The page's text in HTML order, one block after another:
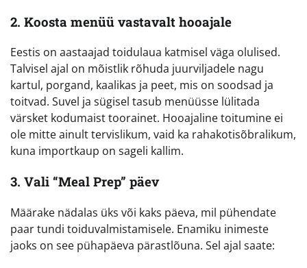
2. Koosta menüü vastavalt hooajale
Eestis on aastaajad toidulaua katmisel väga olulised.
Talvisel ajal on mõistlik rõhuda juurviljadele nagu
kartul, porgand, kaalikas ja peet, mis on soodsad ja
toitvad. Suvel ja sügisel tasub menüüsse lülitada
värsket kodumaist toorainet. Hooajaline toitumine ei
ole mitte ainult tervislikum, vaid ka rahakotisõbralikum,
kuna importkaup on sageli kallim.
3. Vali “Meal Prep” päev
Määrake nädalas üks või kaks päeva, mil pühendate
paar tundi toiduvalmistamisele. Enamiku inimeste
jaoks on see pühapäeva pärastlõuna. Sel ajal saate: